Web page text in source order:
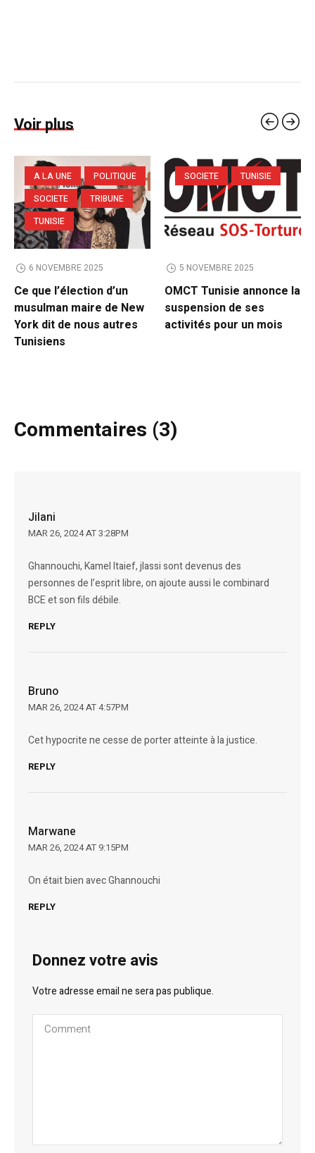
Voir plus
A LA UNE
POLITIQUE
SOCIETE
TRIBUNE
TUNISIE
6 NOVEMBRE 2025
Ce que l’élection d’un
musulman maire de New
York dit de nous autres
Tunisiens
SOCIETE TUNISIE
5 NOVEMBRE 2025
OMCT Tunisie annonce la
suspension de ses
activités pour un mois
Commentaires (3)
Jilani
MAR 26, 2024 AT 3:28PM
Ghannouchi, Kamel ltaief, jlassi sont devenus des
personnes de l’esprit libre, on ajoute aussi le combinard
BCE et son fils débile.
REPLY
Bruno
MAR 26, 2024 AT 4:57PM
Cet hypocrite ne cesse de porter atteinte à la justice.
REPLY
Marwane
MAR 26, 2024 AT 9:15PM
On était bien avec Ghannouchi
REPLY
Donnez votre avis
Votre adresse email ne sera pas publique.